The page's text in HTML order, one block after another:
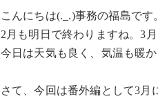
こんにちは(._.)事務の福島です。
2月も明日で終わりますね。3
今日は天気も良く、気温も暖
さて、今回は番外編として3月